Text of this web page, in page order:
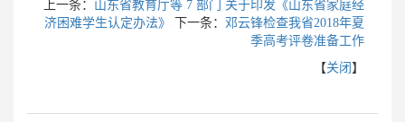
上一条： 山东省教育厅等 7 部门 关于印发《山东省家庭经
济困难学生认定办法》
下一条： 邓云锋检查我省2018年夏
季高考评卷准备工作
【关闭 】